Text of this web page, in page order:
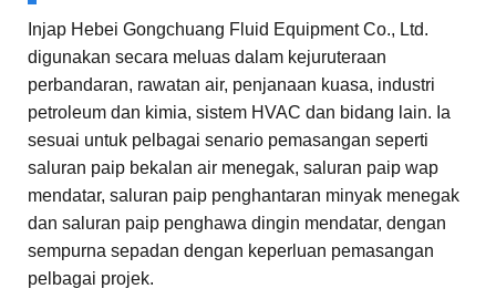
Injap Hebei Gongchuang Fluid Equipment Co., Ltd.
digunakan secara meluas dalam kejuruteraan
perbandaran, rawatan air, penjanaan kuasa, industri
petroleum dan kimia, sistem HVAC dan bidang lain. Ia
sesuai untuk pelbagai senario pemasangan seperti
saluran paip bekalan air menegak, saluran paip wap
mendatar, saluran paip penghantaran minyak menegak
dan saluran paip penghawa dingin mendatar, dengan
sempurna sepadan dengan keperluan pemasangan
pelbagai projek.